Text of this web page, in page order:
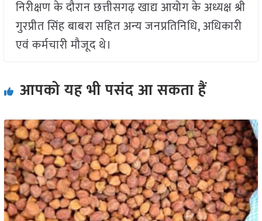
निरीक्षण के दौरान छत्तीसगढ़ खाद्य आयोग के अध्यक्ष श्री
गुरप्रीत सिंह बाबरा सहित अन्य जनप्रतिनिधि, अधिकारी
एवं कर्मचारी मौजूद थे।
आपको यह भी पसंद आ सकता हैं